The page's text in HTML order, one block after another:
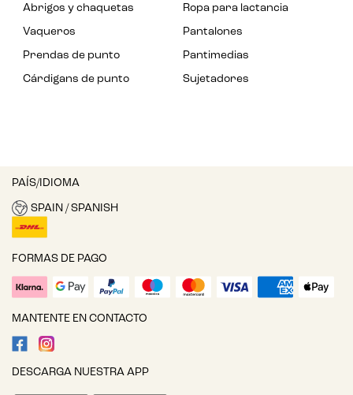
Abrigos y chaquetas
Ropa para lactancia
Vaqueros
Pantalones
Prendas de punto
Pantimedias
Cárdigans de punto
Sujetadores
PAÍS/IDIOMA
SPAIN / SPANISH
FORMAS DE PAGO
MANTENTE EN CONTACTO
DESCARGA NUESTRA APP